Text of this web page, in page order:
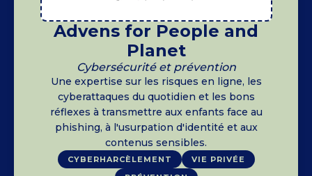
Advens for People and
Planet
Cybersécurité et prévention
Une expertise sur les risques en ligne, les
cyberattaques du quotidien et les bons
réflexes à transmettre aux enfants face au
phishing, à l'usurpation d'identité et aux
contenus sensibles.
CYBERHARCÈLEMENT
VIE PRIVÉE